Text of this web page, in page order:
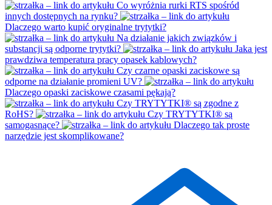
Co wyróżnia rurki RTS spośród
innych dostępnych na rynku?
Dlaczego warto kupić oryginalne trytytki?
Na działanie jakich związków i
substancji są odporne trytytki?
Jaka jest
prawdziwa temperatura pracy opasek kablowych?
Czy czarne opaski zaciskowe są
odporne na działanie promieni UV?
Dlaczego opaski zaciskowe czasami pękają?
Czy TRYTYTKI® są zgodne z
RoHS?
Czy TRYTYTKI® są
samogasnące?
Dlaczego tak proste
narzędzie jest skomplikowane?